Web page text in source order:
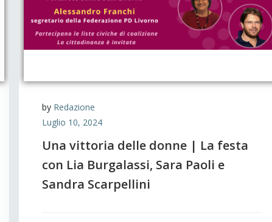
by Redazione
Luglio 10, 2024
Una vittoria delle donne | La festa
con Lia Burgalassi, Sara Paoli e
Sandra Scarpellini